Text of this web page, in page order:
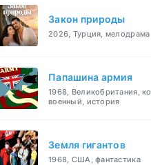
Закон природы
2026, Турция, мелодрама
Папашина армия
1968, Великобритания,
военный, история
Земля гигантов
1968, США, фантастика